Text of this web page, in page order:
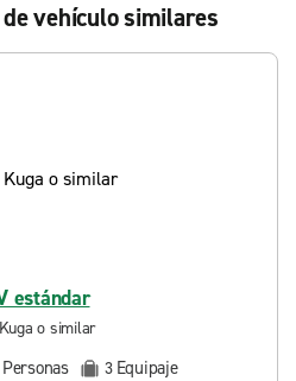
vehículo similares
estándar
o similar
Personas 3 Equipaje